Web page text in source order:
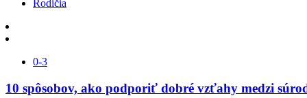
Rodičia
0-3
10 spôsobov, ako podporiť dobré vzťahy medzi